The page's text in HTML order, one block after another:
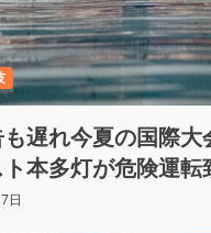
遅れ今夏の国際大
本多灯が危険運転
日